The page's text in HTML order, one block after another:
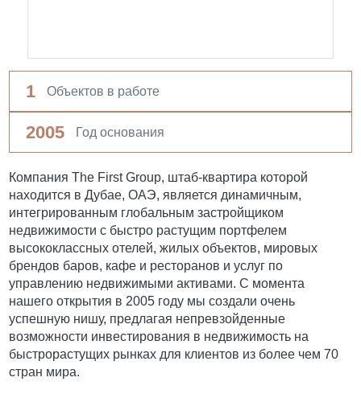
1 Объектов в работе
2005 Год основания
Компания The First Group, штаб-квартира которой
находится в Дубае, ОАЭ, является динамичным,
интегрированным глобальным застройщиком
недвижимости с быстро растущим портфелем
высококлассных отелей, жилых объектов, мировых
брендов баров, кафе и ресторанов и услуг по
управлению недвижимыми активами. С момента
нашего открытия в 2005 году мы создали очень
успешную нишу, предлагая непревзойденные
возможности инвестирования в недвижимость на
быстрорастущих рынках для клиентов из более чем 70
стран мира.